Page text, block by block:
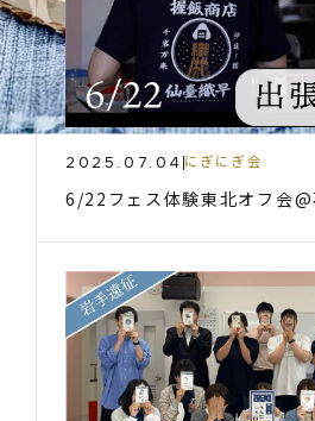
2025.07.04 にぎにぎ会
6/22フェス体験東北オフ会@